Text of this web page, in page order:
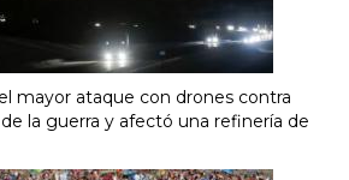
mayor ataque con drones contra
la guerra y afectó una refinería de